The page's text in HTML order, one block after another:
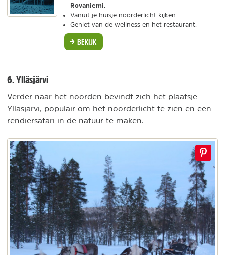
Rovaniemi
Vanuit je huisje noorderlicht kijken.
Geniet van de wellness en het restaurant.
BEKIJK
6. Ylläsjärvi
Verder naar het noorden bevindt zich het plaatsje
Ylläsjärvi, populair om het noorderlicht te zien en een
rendiersafari in de natuur te maken.